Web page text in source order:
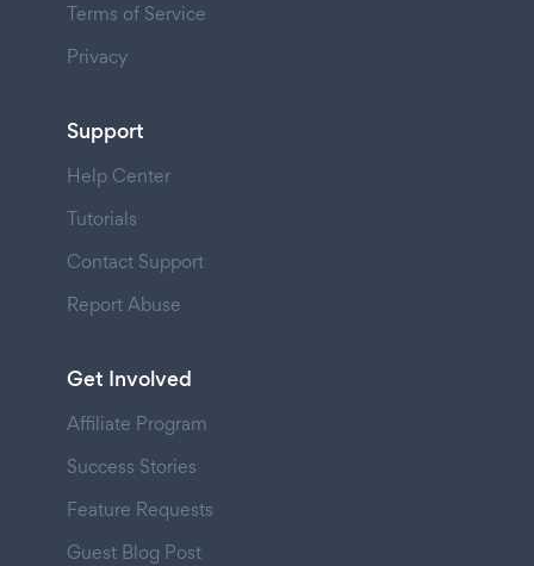
Terms of Service
Privacy
Support
Help Center
Tutorials
Contact Support
Report Abuse
Get Involved
Affiliate Program
Success Stories
Feature Requests
Guest Blog Post